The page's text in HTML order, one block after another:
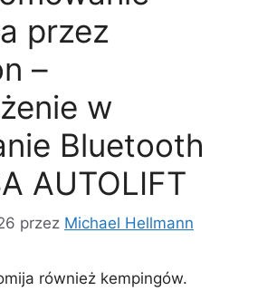
przez
–
w
Bluetooth
AUTOLIFT
przez Michael Hellmann
również kempingów.